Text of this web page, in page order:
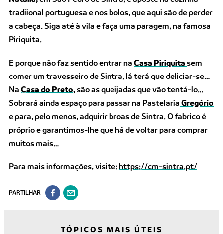
tradiional portuguesa e nos bolos, que aqui são de perder
a cabeça. Siga até à vila e faça uma paragem, na famosa
Piriquita.
E porque não faz sentido entrar na Casa Piriquita sem
comer um travesseiro de Sintra, lá terá que deliciar-se…
Na Casa do Preto,são as queijadas que vão tentá-lo…
Sobrará ainda espaço para passar na Pastelaria Gregório
e para, pelo menos, adquirir broas de Sintra. O fabrico é
próprio e garantimos-lhe que há de voltar para comprar
muitos mais…
Para mais informações, visite:https://cm-sintra.pt/
PARTILHAR
TÓPICOS MAIS ÚTEIS